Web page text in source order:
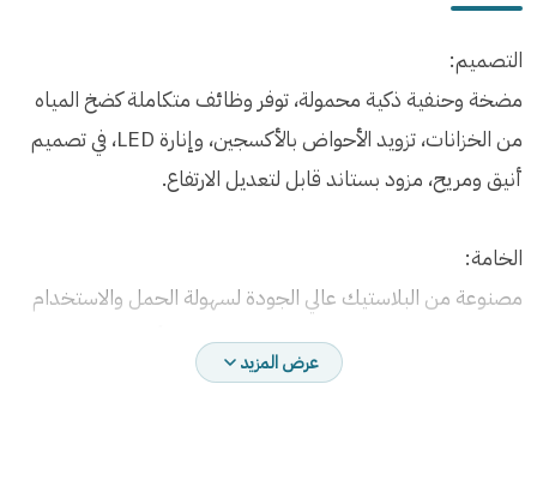
التصميم:
مضخة وحنفية ذكية محمولة، توفر وظائف متكاملة كضخ المياه
من الخزانات، تزويد الأحواض بالأكسجين، وإنارة LED، في تصميم
أنيق ومريح، مزود بستاند قابل لتعديل الارتفاع.
الخامة:
مصنوعة من البلاستيك عالي الجودة لسهولة الحمل والاستخدام
المتكرر، مع فوهة حنفية معدنية مقاومة للصدأ.
عرض المزيد